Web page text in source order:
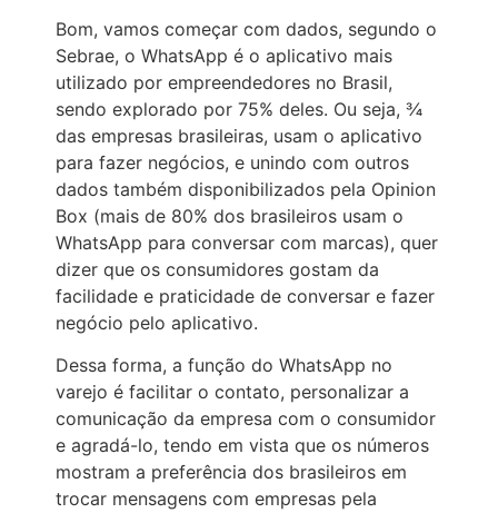
Bom, vamos começar com dados, segundo o
Sebrae, o WhatsApp é o aplicativo mais
utilizado por empreendedores no Brasil,
sendo explorado por 75% deles. Ou seja, ¾
das empresas brasileiras, usam o aplicativo
para fazer negócios, e unindo com outros
dados também disponibilizados pela Opinion
Box (mais de 80% dos brasileiros usam o
WhatsApp para conversar com marcas), quer
dizer que os consumidores gostam da
facilidade e praticidade de conversar e fazer
negócio pelo aplicativo.
Dessa forma, a função do WhatsApp no
varejo é facilitar o contato, personalizar a
comunicação da empresa com o consumidor
e agradá-lo, tendo em vista que os números
mostram a preferência dos brasileiros em
trocar mensagens com empresas pela